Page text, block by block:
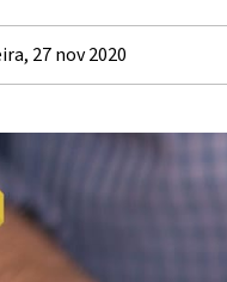
27 nov 2020